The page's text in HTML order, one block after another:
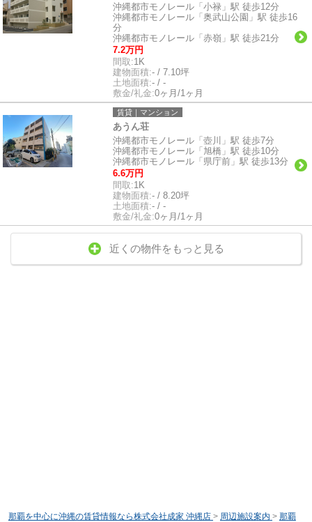
沖縄都市モノレール「小禄」駅 徒歩12分
沖縄都市モノレール「奥武山公園」駅 徒歩16
分
沖縄都市モノレール「赤嶺」駅 徒歩21分
7.2万円
間取:1K
建物面積:- / 7.10坪
土地面積:- / -
敷金/礼金:0ヶ月/1ヶ月
賃貸｜マンション
あうん荘
沖縄都市モノレール「壺川」駅 徒歩7分
沖縄都市モノレール「旭橋」駅 徒歩10分
沖縄都市モノレール「県庁前」駅 徒歩13分
6.6万円
間取:1K
建物面積:- / 8.20坪
土地面積:- / -
敷金/礼金:0ヶ月/1ヶ月
近くの物件をもっと見る
那覇を中心に沖縄の賃貸情報なら株式会社成家 沖縄店 > 周辺施設案内 > 那覇